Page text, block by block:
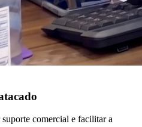
comercial e facilitar a